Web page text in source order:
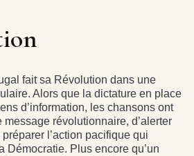
fait sa Révolution dans une
Alors que la dictature en place
d’information, les chansons ont
révolutionnaire, d’alerter
l’action pacifique qui
Démocratie. Plus encore qu’un